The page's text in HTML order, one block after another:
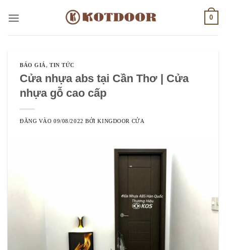
qua
0
BÁO GIÁ,TIN TỨC
Cửa nhựa abs tại Cần Thơ | Cửa
nhựa gỗ cao cấp
ĐĂNG VÀO09/08/2022 BỞIKINGDOOR CỬA